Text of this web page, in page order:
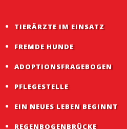
TIERÄRZTE IM EINSATZ
FREMDE HUNDE
ADOPTIONSFRAGEBOGEN
PFLEGESTELLE
EIN NEUES LEBEN BEGINNT
REGENBOGENBRÜCKE